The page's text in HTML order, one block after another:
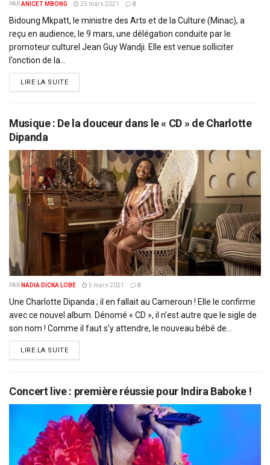
PARANICET MBONG 25 mars 2021 0
Bidoung Mkpatt, le ministre des Arts et de la Culture (Minac), a
reçu en audience, le 9 mars, une délégation conduite par le
promoteur culturel Jean Guy Wandji. Elle est venue solliciter
l’onction de la...
LIRE LA SUITEDETAILS
Musique : De la douceur dans le « CD » de Charlotte
Dipanda
PAR NADIA DICKA LOBE 5 mars 2021 0
Une Charlotte Dipanda ; il en fallait au Cameroun ! Elle le confirme
avec ce nouvel album. Dénomé « CD », il n’est autre que le sigle de
son nom ! Comme il faut s’y attendre, le nouveau bébé de...
LIRE LA SUITEDETAILS
Concert live : première réussie pour Indira Baboke !